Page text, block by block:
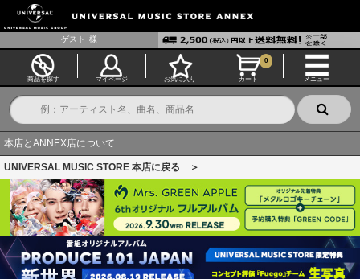
ゲスト 様
商品を探す マイページ お気に入り カート
0
メニュー
本店とANNEX店について
UNIVERSAL MUSIC STORE 本店に戻る ＞